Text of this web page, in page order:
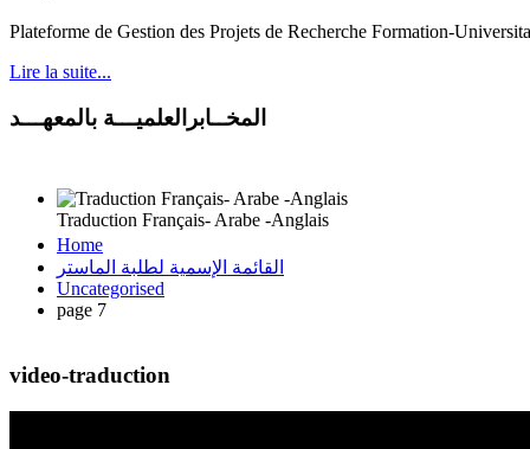
Traduction Français- Arabe -Anglais
Plateforme de Gestion des Projets de Recherche Formation-
Lire la suite...
المخــابرالعلميـــة بالمعهـــد
Home
القائمة الإسمية لطلبة الماستر
Uncategorised
page 7
video-traduction